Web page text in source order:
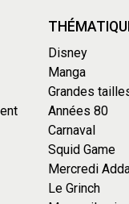
Disney
Manga
Grandes
Années 80
Carnaval
Squid Game
Mercredi
Le Grinch
pendant